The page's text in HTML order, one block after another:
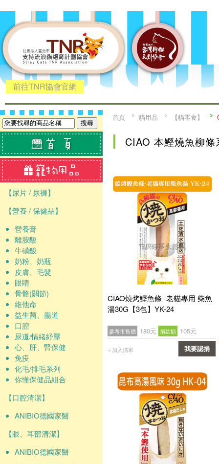
前往TNR協會官網
【尿片 / 尿褲】
【營養 / 保健品】
營養膏
離胺酸
牛磺酸
奶粉、奶瓶
皮膚、毛髮
眼睛
骨骼(關節)
維他命
益生菌、腸道
口腔
尿道/情緒紓壓
心、肝、腎保健
免疫
化毛/排毛系列
你懂保健品組合
【口腔清潔】
ANIBIO德國家醫
【眼、耳部清潔】
ANIBIO德國家醫
首頁 貓用品 【貓零食】
CIAO 本鰹燒魚柳條
CIAO燒烤鰹魚條 -老貓專用 柴魚
湯30G【3包】YK-24
參考市售價 180元 捐款額 105元
+ 加入清單 我要認捐